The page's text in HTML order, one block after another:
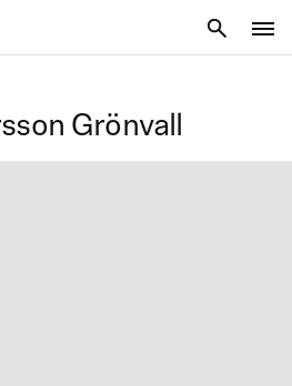
Grönvall